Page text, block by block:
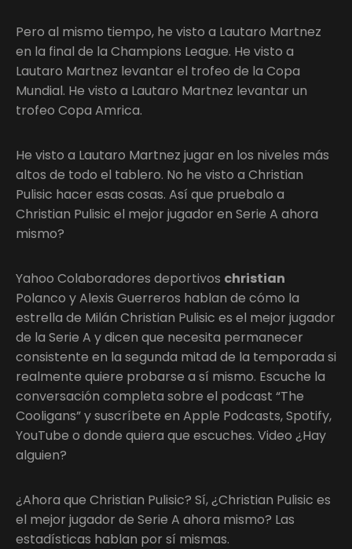
Pero al mismo tiempo, he visto a Lautaro Martnez
en la final de la Champions League. He visto a
Lautaro Martnez levantar el trofeo de la Copa
Mundial. He visto a Lautaro Martnez levantar un
trofeo Copa Amrica.
He visto a Lautaro Martnez jugar en los niveles más
altos de todo el tablero. No he visto a Christian
Pulisic hacer esas cosas. Así que pruebalo a
Christian Pulisic el mejor jugador en Serie A ahora
mismo?
Yahoo Colaboradores deportivos christian
Polanco y Alexis Guerreros hablan de cómo la
estrella de Milán Christian Pulisic es el mejor jugador
de la Serie A y dicen que necesita permanecer
consistente en la segunda mitad de la temporada si
realmente quiere probarse a sí mismo. Escuche la
conversación completa sobre el podcast “The
Cooligans” y suscríbete en Apple Podcasts, Spotify,
YouTube o donde quiera que escuches. Video ¿Hay
alguien?
¿Ahora que Christian Pulisic? Sí, ¿Christian Pulisic es
el mejor jugador de Serie A ahora mismo? Las
estadísticas hablan por sí mismas.